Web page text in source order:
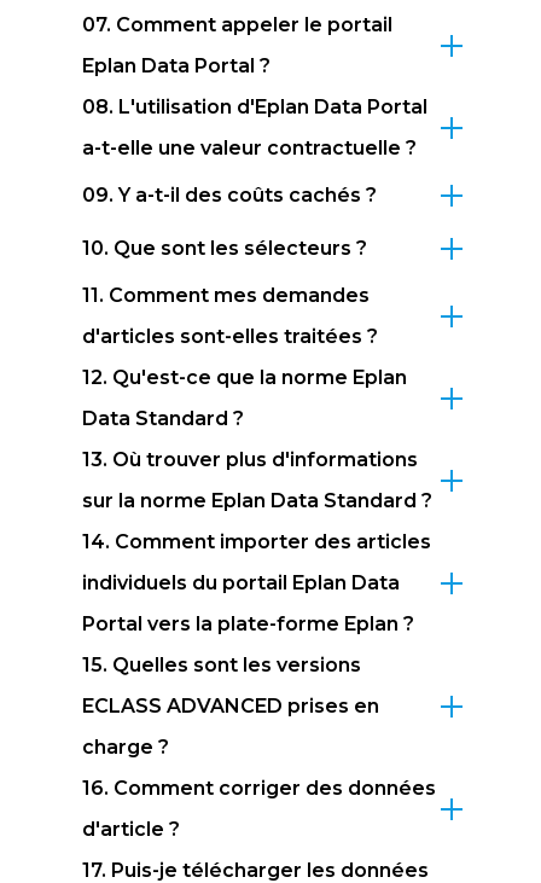
07. Comment appeler le portail
Eplan Data Portal ?
08. L'utilisation d'Eplan Data Portal
a-t-elle une valeur contractuelle ?
09. Y a-t-il des coûts cachés ?
10. Que sont les sélecteurs ?
11. Comment mes demandes
d'articles sont-elles traitées ?
12. Qu'est-ce que la norme Eplan
Data Standard ?
13. Où trouver plus d'informations
sur la norme Eplan Data Standard ?
14. Comment importer des articles
individuels du portail Eplan Data
Portal vers la plate-forme Eplan ?
15. Quelles sont les versions
ECLASS ADVANCED prises en
charge ?
16. Comment corriger des données
d'article ?
17. Puis-je télécharger les données